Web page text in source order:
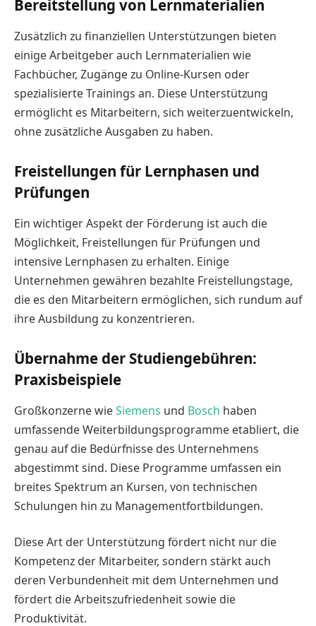
Bereitstellung von Lernmaterialien
Zusätzlich zu finanziellen Unterstützungen bieten
einige Arbeitgeber auch Lernmaterialien wie
Fachbücher, Zugänge zu Online-Kursen oder
spezialisierte Trainings an. Diese Unterstützung
ermöglicht es Mitarbeitern, sich weiterzuentwickeln,
ohne zusätzliche Ausgaben zu haben.
Freistellungen für Lernphasen und
Prüfungen
Ein wichtiger Aspekt der Förderung ist auch die
Möglichkeit, Freistellungen für Prüfungen und
intensive Lernphasen zu erhalten. Einige
Unternehmen gewähren bezahlte Freistellungstage,
die es den Mitarbeitern ermöglichen, sich rundum auf
ihre Ausbildung zu konzentrieren.
Übernahme der Studiengebühren:
Praxisbeispiele
Großkonzerne wieSiemens und Bosch haben
umfassende Weiterbildungsprogramme etabliert, die
genau auf die Bedürfnisse des Unternehmens
abgestimmt sind. Diese Programme umfassen ein
breites Spektrum an Kursen, von technischen
Schulungen hin zu Managementfortbildungen.
Diese Art der Unterstützung fördert nicht nur die
Kompetenz der Mitarbeiter, sondern stärkt auch
deren Verbundenheit mit dem Unternehmen und
fördert die Arbeitszufriedenheit sowie die
Produktivität.